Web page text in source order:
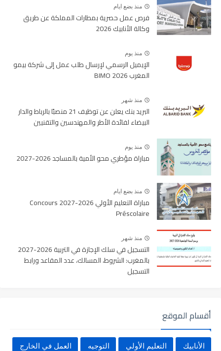
منذ بضع ايام
فرص عمل حصرية بمطارات المملكة عن طريق
وكالة الأنابيك 2026
منذ يوم
الإيميل الرسمي لإرسال طلب عمل إلى شركة بيمو
المغرب BIMO 2026
منذ شهر
البريد بنك يعلن عن توظيف 21 منصبًا بالرباط والدار
البيضاء لفائدة الأطر والمهندسين والتقنيين
منذ يوم
مباراة مؤطري محو الأمية بالمساجد 2026-2027
منذ بضع ايام
مباراة التعليم الأولي 2026-2027 Concours
Préscolaire
منذ شهر
التسجيل في سلك الإجازة في التربية 2026-2027
بالمغرب: الشروط، المسالك، عدد المقاعد ورابط
التسجيل
أقسام الموقع
الأنابيك التعليم الأولي التوجيه العمل في الخارج